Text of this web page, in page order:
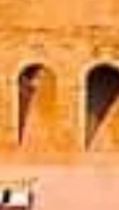
di biglietto,